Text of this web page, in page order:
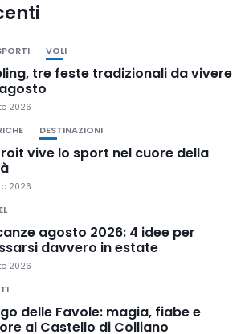
VOLI
tre feste tradizionali da vivere
2026
DESTINAZIONI
vive lo sport nel cuore della
2026
agosto 2026: 4 idee per
davvero in estate
2026
delle Favole: magia, fiabe e
al Castello di Colliano